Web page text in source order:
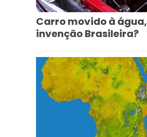
Carro movido à água,
invenção Brasileira?